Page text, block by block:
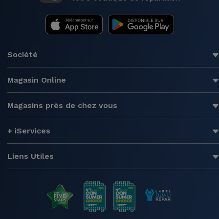
Société
Magasin Online
Magasins près de chez vous
+ iServices
Liens Utiles